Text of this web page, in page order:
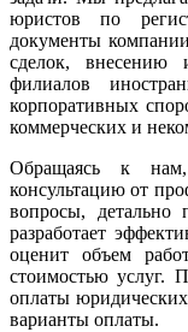
юристов по
документы
сделок, внесению
филиалов
корпоративных
коммерческих и
Обращаясь к
консультацию от
вопросы, детально
разработает
оценит объем
стоимостью услуг.
оплаты
варианты оплаты.